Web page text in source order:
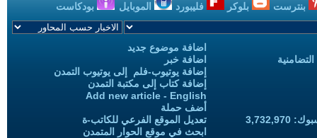
بنترست بلوكر فليبورد الموبايل بودكاست
اضافة موضوع جديد
اضافة خبر
إضافة يوتيوب-فلم إلى يوتيوب التمدن
إضافة كتاب إلى مكتبة التمدن
Add new article - English
أضف حملة
تعديل الموقع الفرعي للكاتب-ة
ابحث في موقع الحوار المتمدن